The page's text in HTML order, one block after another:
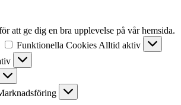
att ge dig en bra upplevelse på vår hemsida.
Funktionella Cookies Alltid aktiv